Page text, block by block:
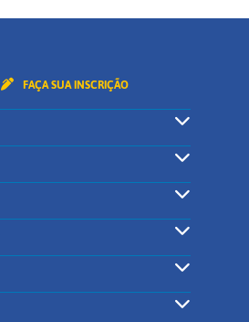
FAÇA SUA INSCRIÇÃO